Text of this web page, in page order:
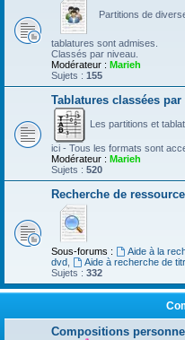
Partitions de
tablatures sont admises.
Classés par niveau.
Modérateur : Marieh
Sujets : 155
Tablatures classées
Les partitions et
ici - Tous les formats sont
Modérateur : Marieh
Sujets : 520
Recherche de
Sous-forums : Aide à la
dvd
Aide à recherche de
Sujets : 332
Compositions